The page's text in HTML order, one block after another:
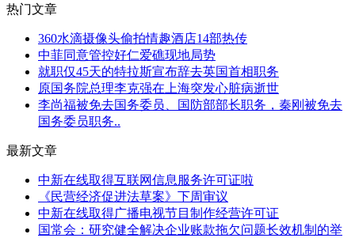
热门文章
360水滴摄像头偷拍情趣酒店14部热传
中菲同意管控好仁爱礁现地局势
就职仅45天的特拉斯宣布辞去英国首相职务
原国务院总理李克强在上海突发心脏病逝世
李尚福被免去国务委员、国防部部长职务，秦刚被免去
国务委员职务..
最新文章
中新在线取得互联网信息服务许可证啦
《民营经济促进法草案》下周审议
中新在线取得广播电视节目制作经营许可证
国常会：研究健全解决企业账款拖欠问题长效机制的举